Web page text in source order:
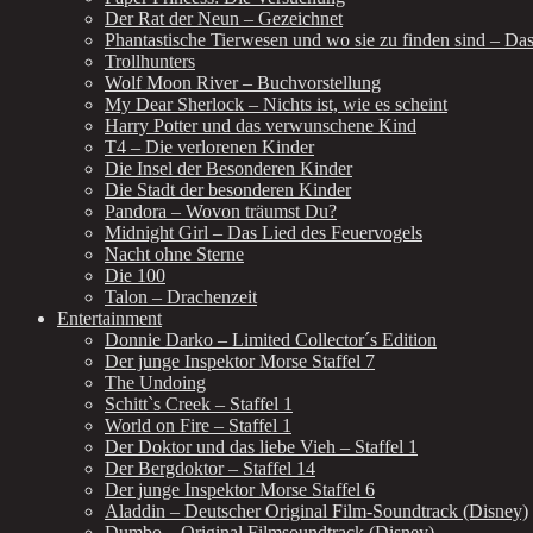
Der Rat der Neun – Gezeichnet
Phantastische Tierwesen und wo sie zu finden sind –
Trollhunters
Wolf Moon River – Buchvorstellung
My Dear Sherlock – Nichts ist, wie es scheint
Harry Potter und das verwunschene Kind
T4 – Die verlorenen Kinder
Die Insel der Besonderen Kinder
Die Stadt der besonderen Kinder
Pandora – Wovon träumst Du?
Midnight Girl – Das Lied des Feuervogels
Nacht ohne Sterne
Die 100
Talon – Drachenzeit
Entertainment
Donnie Darko – Limited Collector´s Edition
Der junge Inspektor Morse Staffel 7
The Undoing
Schitt`s Creek – Staffel 1
World on Fire – Staffel 1
Der Doktor und das liebe Vieh – Staffel 1
Der Bergdoktor – Staffel 14
Der junge Inspektor Morse Staffel 6
Aladdin – Deutscher Original Film-Soundtrack (Disney)